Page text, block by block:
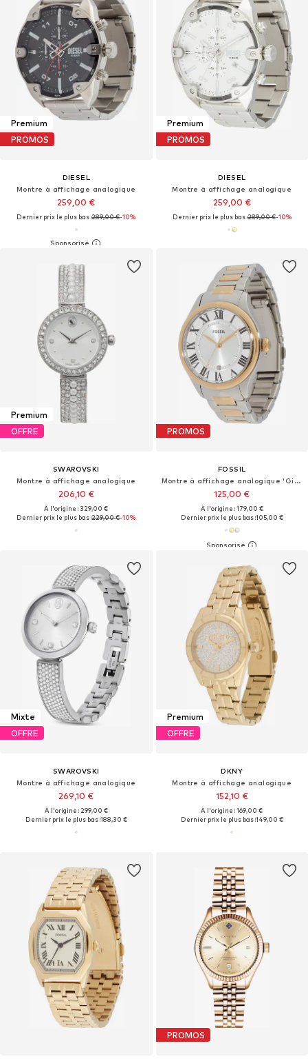
Premium
PROMOS
DIESEL
Montre à affichage analogique
259,00 €
Dernier prix le plus bas :289,00 €-10%
Premium
PROMOS
DIESEL
Montre à affichage analogique
259,00 €
Dernier prix le plus bas :289,00 €-10%
Premium
OFFRE
SWAROVSKI
Montre à affichage analogique
206,10 €
À l'origine : 329,00 €
Dernier prix le plus bas :229,00 €-10%
PROMOS
FOSSIL
Montre à affichage analogique 'Gilmore'
125,00 €
À l'origine : 179,00 €
Dernier prix le plus bas :105,00 €
Mixte
OFFRE
SWAROVSKI
Montre à affichage analogique
269,10 €
À l'origine : 299,00 €
Dernier prix le plus bas :188,30 €
Premium
OFFRE
DKNY
Montre à affichage analogique
152,10 €
À l'origine : 169,00 €
Dernier prix le plus bas :149,00 €
PROMOS